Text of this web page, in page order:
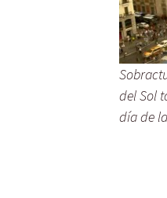
del Sol
día de